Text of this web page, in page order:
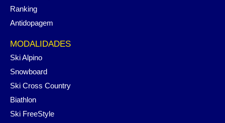
Ranking
Antidopagem
MODALIDADES
Ski Alpino
Snowboard
Ski Cross Country
Biathlon
Ski FreeStyle